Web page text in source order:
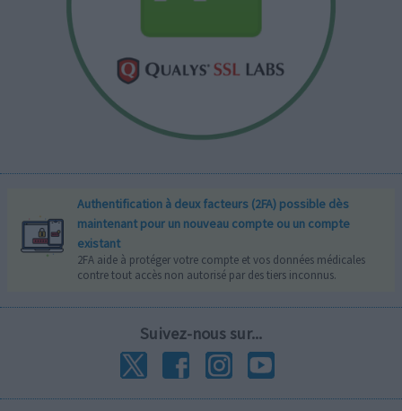
Authentification à deux facteurs (2FA) possible dès
maintenant pour un nouveau compte ou un compte
existant
2FA aide à protéger votre compte et vos données médicales
contre tout accès non autorisé par des tiers inconnus.
Suivez-nous sur...